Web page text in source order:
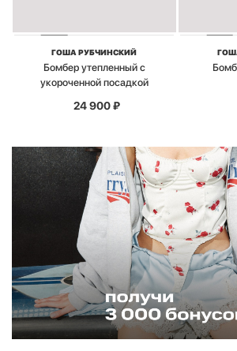
ГОША РУБЧИНСКИЙ
Бомбер утепленный с
укороченной посадкой
24 900₽